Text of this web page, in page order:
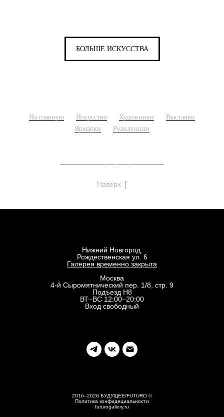
БОЛЬШЕ ИСКУССТВА
На главную Искусство Художники
Выставки
Ярмарки
Резиденции
Наверх
Нижний Новгород.
Рождественская ул. 6
Галерея временно закрыта
Москва
4-й Сыромятнический пер. 1/8, стр. 9
Подъезд Н8
ВТ–ВС 12:00–20:00
Вход свободный
2016–2026 БУДУЩЕЕ/FUTURO ©
Политика конфидециальности
futurogallery.ru